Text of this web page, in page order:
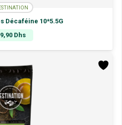
Décaféine 10*5.5G
Dhs